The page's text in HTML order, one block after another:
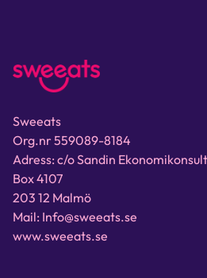
Sweeats
Org.nr 559089-8184
Adress: c/o Sandin
Box 4107
203 12 Malmö
Mail: Info@sweeats.se
www.sweeats.se